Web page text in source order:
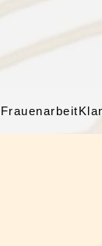
Frauenarbeit